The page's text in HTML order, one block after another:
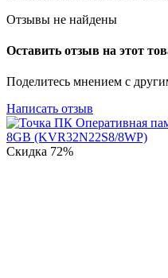
Отзывы не найдены
Оставить отзыв на этот
Поделитесь мнением с
Написать отзыв
Скидка 72%